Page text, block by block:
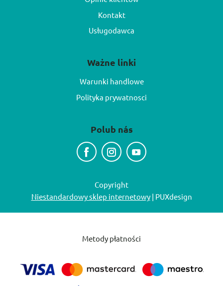
Kontakt
Usługodawca
Ważne linki
Warunki handlowe
Polityka prywatnosci
Polub nás
Copyright
Niestandardowy sklep internetowy| PUXdesign
Metody płatności